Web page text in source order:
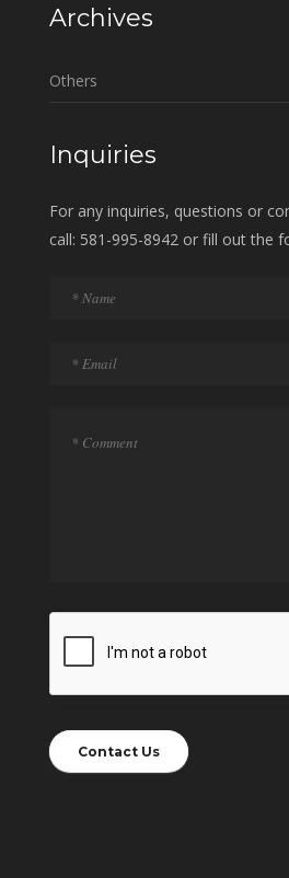
Archives
Others
Inquiries
For any inquiries, questions or
call: 581-995-8942 or fill out the